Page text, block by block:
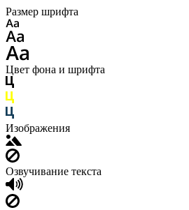
Размер шрифта
Цвет фона и шрифта
Изображения
Озвучивание текста